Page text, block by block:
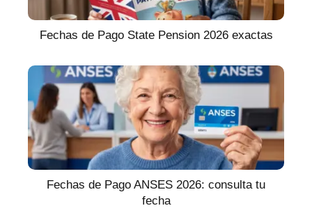
Fechas de Pago State Pension 2026 exactas
Fechas de Pago ANSES 2026: consulta tu
fecha